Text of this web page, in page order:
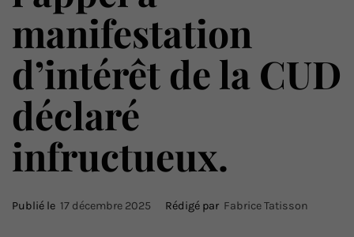
manifestation
d’intérêt de la CUD
déclaré
infructueux.
Publié le 17 décembre 2025 Rédigé par Fabrice Tatisson